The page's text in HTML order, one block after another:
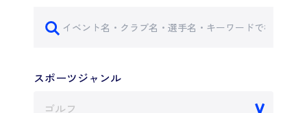
スポーツジャンル
ゴルフ